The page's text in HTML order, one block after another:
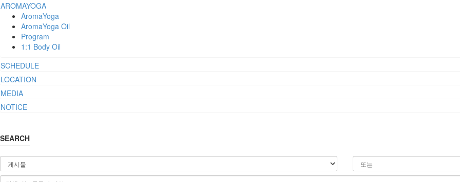
AROMAYOGA
AromaYoga
AromaYoga Oil
Program
1:1 Body Oil
SCHEDULE
LOCATION
MEDIA
NOTICE
SEARCH